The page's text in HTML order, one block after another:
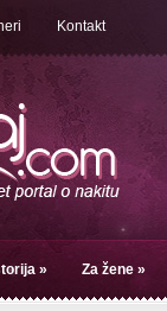
Kontakt
» Za žene »